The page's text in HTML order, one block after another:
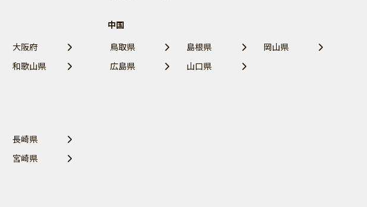
大阪府
和歌山県
中国
鳥取県
島根県
岡山県
広島県
山口県
長崎県
宮崎県